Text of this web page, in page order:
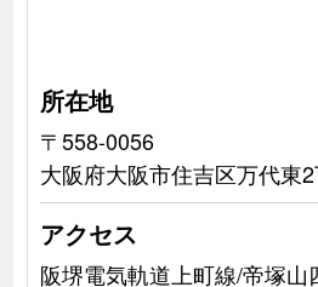
所在地
〒558-0056
大阪府大阪市住吉区万代東
アクセス
阪堺電気軌道上町線/帝塚山